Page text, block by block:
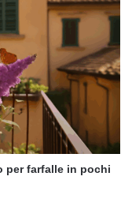
per farfalle in pochi